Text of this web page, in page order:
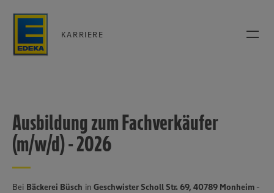
KARRIERE
Ausbildung zum Fachverkäufer
(m/w/d) - 2026
Bei Bäckerei Büsch in Geschwister Scholl Str. 69, 40789 Monheim -